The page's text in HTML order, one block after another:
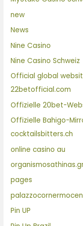
new
News
Nine Casino
Nine Casino Schweiz
Official global
22betofficial.com
Offizielle 20bet-
Offizielle Bahigo-
cocktailsbitters.ch
online casino au
pages
Pin UP